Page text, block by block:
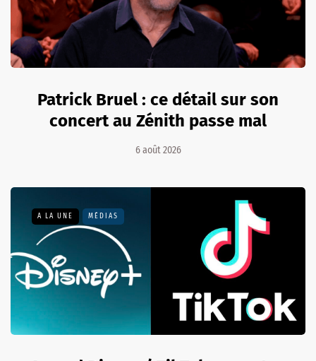
Patrick Bruel : ce détail sur son
concert au Zénith passe mal
6 août 2026
A LA UNE MÉDIAS